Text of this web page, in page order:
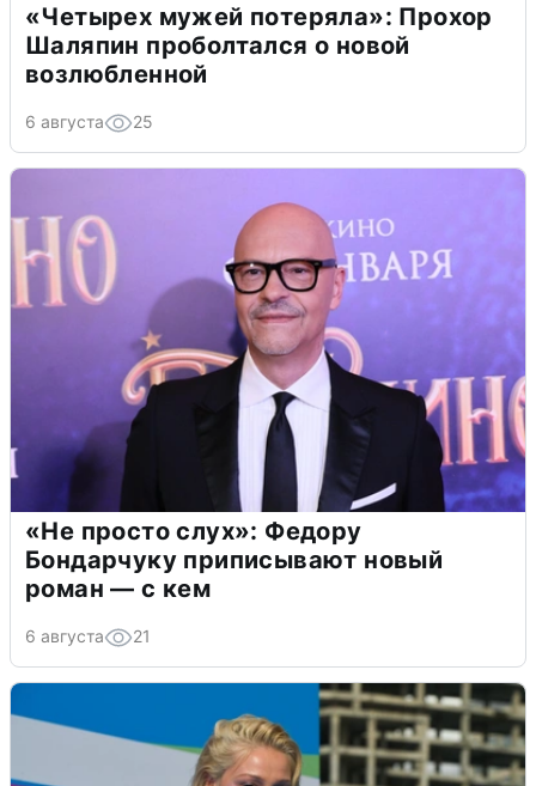
«Четырех мужей потеряла»: Прохор
Шаляпин проболтался о новой
возлюбленной
6 августа 25
«Не просто слух»: Федору
Бондарчуку приписывают новый
роман — с кем
6 августа 21